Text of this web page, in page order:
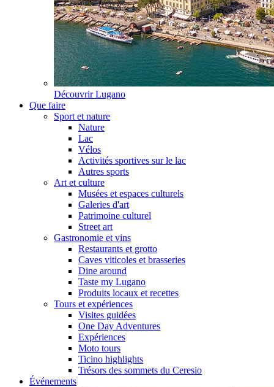
Découvrir Lugano
Que faire
Sport et nature
Nature
Lac
Vélos
Activités sportives sur le lac
Autres sports
Art et culture
Musées et espaces culturels
Galeries d'art
Patrimoine culturel
Street art
Gastronomie et vins
Restaurants et grotto
Caves viticoles et brasseries
Dine around
Taste my Lugano
Produits locaux et recettes
Tours et expériences
Visites guidées
One Day Adventures
Expériences
Moto tours
Ticino highlights
Trésors des sommets du Ceresio
Événements